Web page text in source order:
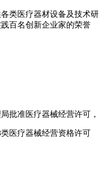
类医疗器材设备及技术研
百名创新企业家的荣誉
批准医疗器械经营许可，
医疗器械经营资格许可